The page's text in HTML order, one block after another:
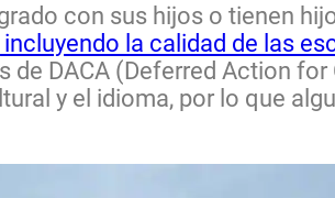
con sus hijos o tienen
la calidad de las
DACA (Deferred Action
y el idioma, por lo que